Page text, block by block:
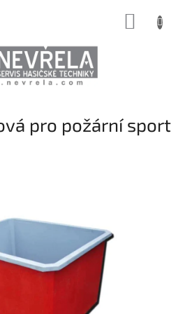
pro požární sport